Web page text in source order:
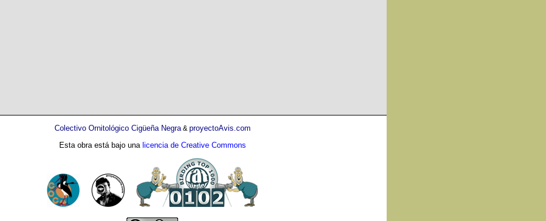
Colectivo Ornitológico Cigüeña Negra& proyectoAvis.com
Esta obra está bajo una licencia de Creative Commons